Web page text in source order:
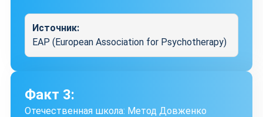
Источник:
EAP (European Association for Psychotherapy)
Факт 3:
Отечественная школа: Метод Довженко